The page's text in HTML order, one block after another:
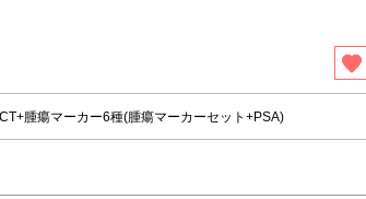
腫瘍マーカー6種(腫瘍マーカーセット+PSA)